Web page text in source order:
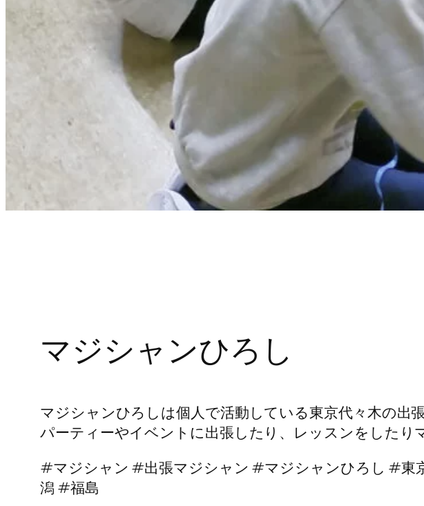
マジシャンひろし
マジシャンひろしは個人で活動している東京代々木の出
パーティーやイベントに出張したり、レッスンをしたり
#マジシャン #出張マジシャン #マジシャンひろし #
潟 #福島